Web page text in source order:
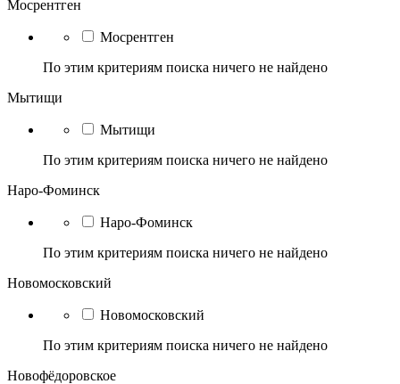
Мосрентген
Мосрентген
По этим критериям поиска ничего не найдено
Мытищи
Мытищи
По этим критериям поиска ничего не найдено
Наро-Фоминск
Наро-Фоминск
По этим критериям поиска ничего не найдено
Новомосковский
Новомосковский
По этим критериям поиска ничего не найдено
Новофёдоровское